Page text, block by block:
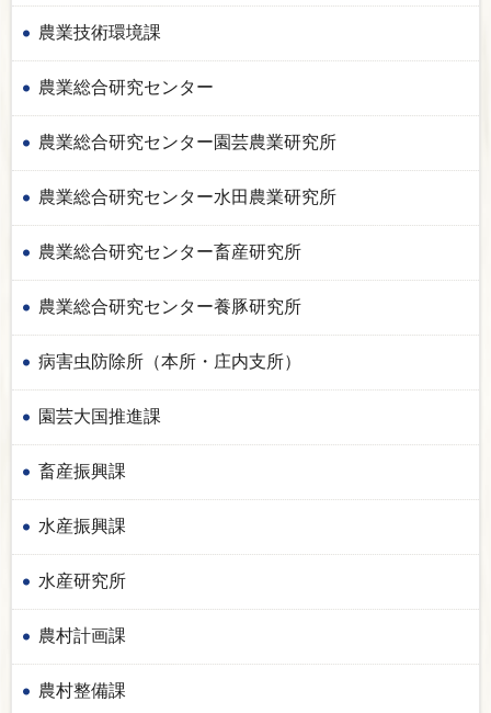
農業技術環境課
農業総合研究センター
農業総合研究センター園芸農業研究所
農業総合研究センター水田農業研究所
農業総合研究センター畜産研究所
農業総合研究センター養豚研究所
病害虫防除所（本所・庄内支所）
園芸大国推進課
畜産振興課
水産振興課
水産研究所
農村計画課
農村整備課